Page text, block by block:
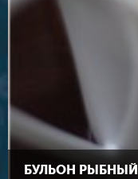
БУЛЬОН РЫБНЫЙ